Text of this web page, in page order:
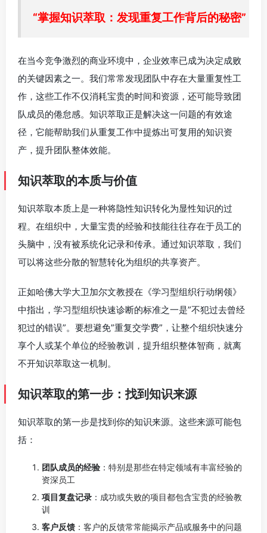
“掌握知识萃取：发现重复工作背后的秘密”
在当今竞争激烈的商业环境中，企业效率已成为决定成败
的关键因素之一。我们常常发现团队中存在大量重复性工
作，这些工作不仅消耗宝贵的时间和资源，还可能导致团
队成员的倦怠感。知识萃取正是解决这一问题的有效途
径，它能帮助我们从重复工作中提炼出可复用的知识资
产，提升团队整体效能。
知识萃取的本质与价值
知识萃取本质上是一种将隐性知识转化为显性知识的过
程。在组织中，大量宝贵的经验和技能往往存在于员工的
头脑中，没有被系统化记录和传承。通过知识萃取，我们
可以将这些分散的智慧转化为组织的共享资产。
正如哈佛大学大卫加尔文教授在《学习型组织行动纲领》
中指出，学习型组织快速诊断的标准之一是”不犯过去曾经
犯过的错误”。要想避免”重复交学费”，让整个组织快速分
享个人或某个单位的经验教训，提升组织整体智商，就离
不开知识萃取这一机制。
知识萃取的第一步：找到知识来源
知识萃取的第一步是找到你的知识来源。这些来源可能包
括：
团队成员的经验 ：特别是那些在特定领域有丰富经验的
资深员工
项目复盘记录 ：成功或失败的项目都包含宝贵的经验教
训
客户反馈 ：客户的反馈常常能揭示产品或服务中的问题